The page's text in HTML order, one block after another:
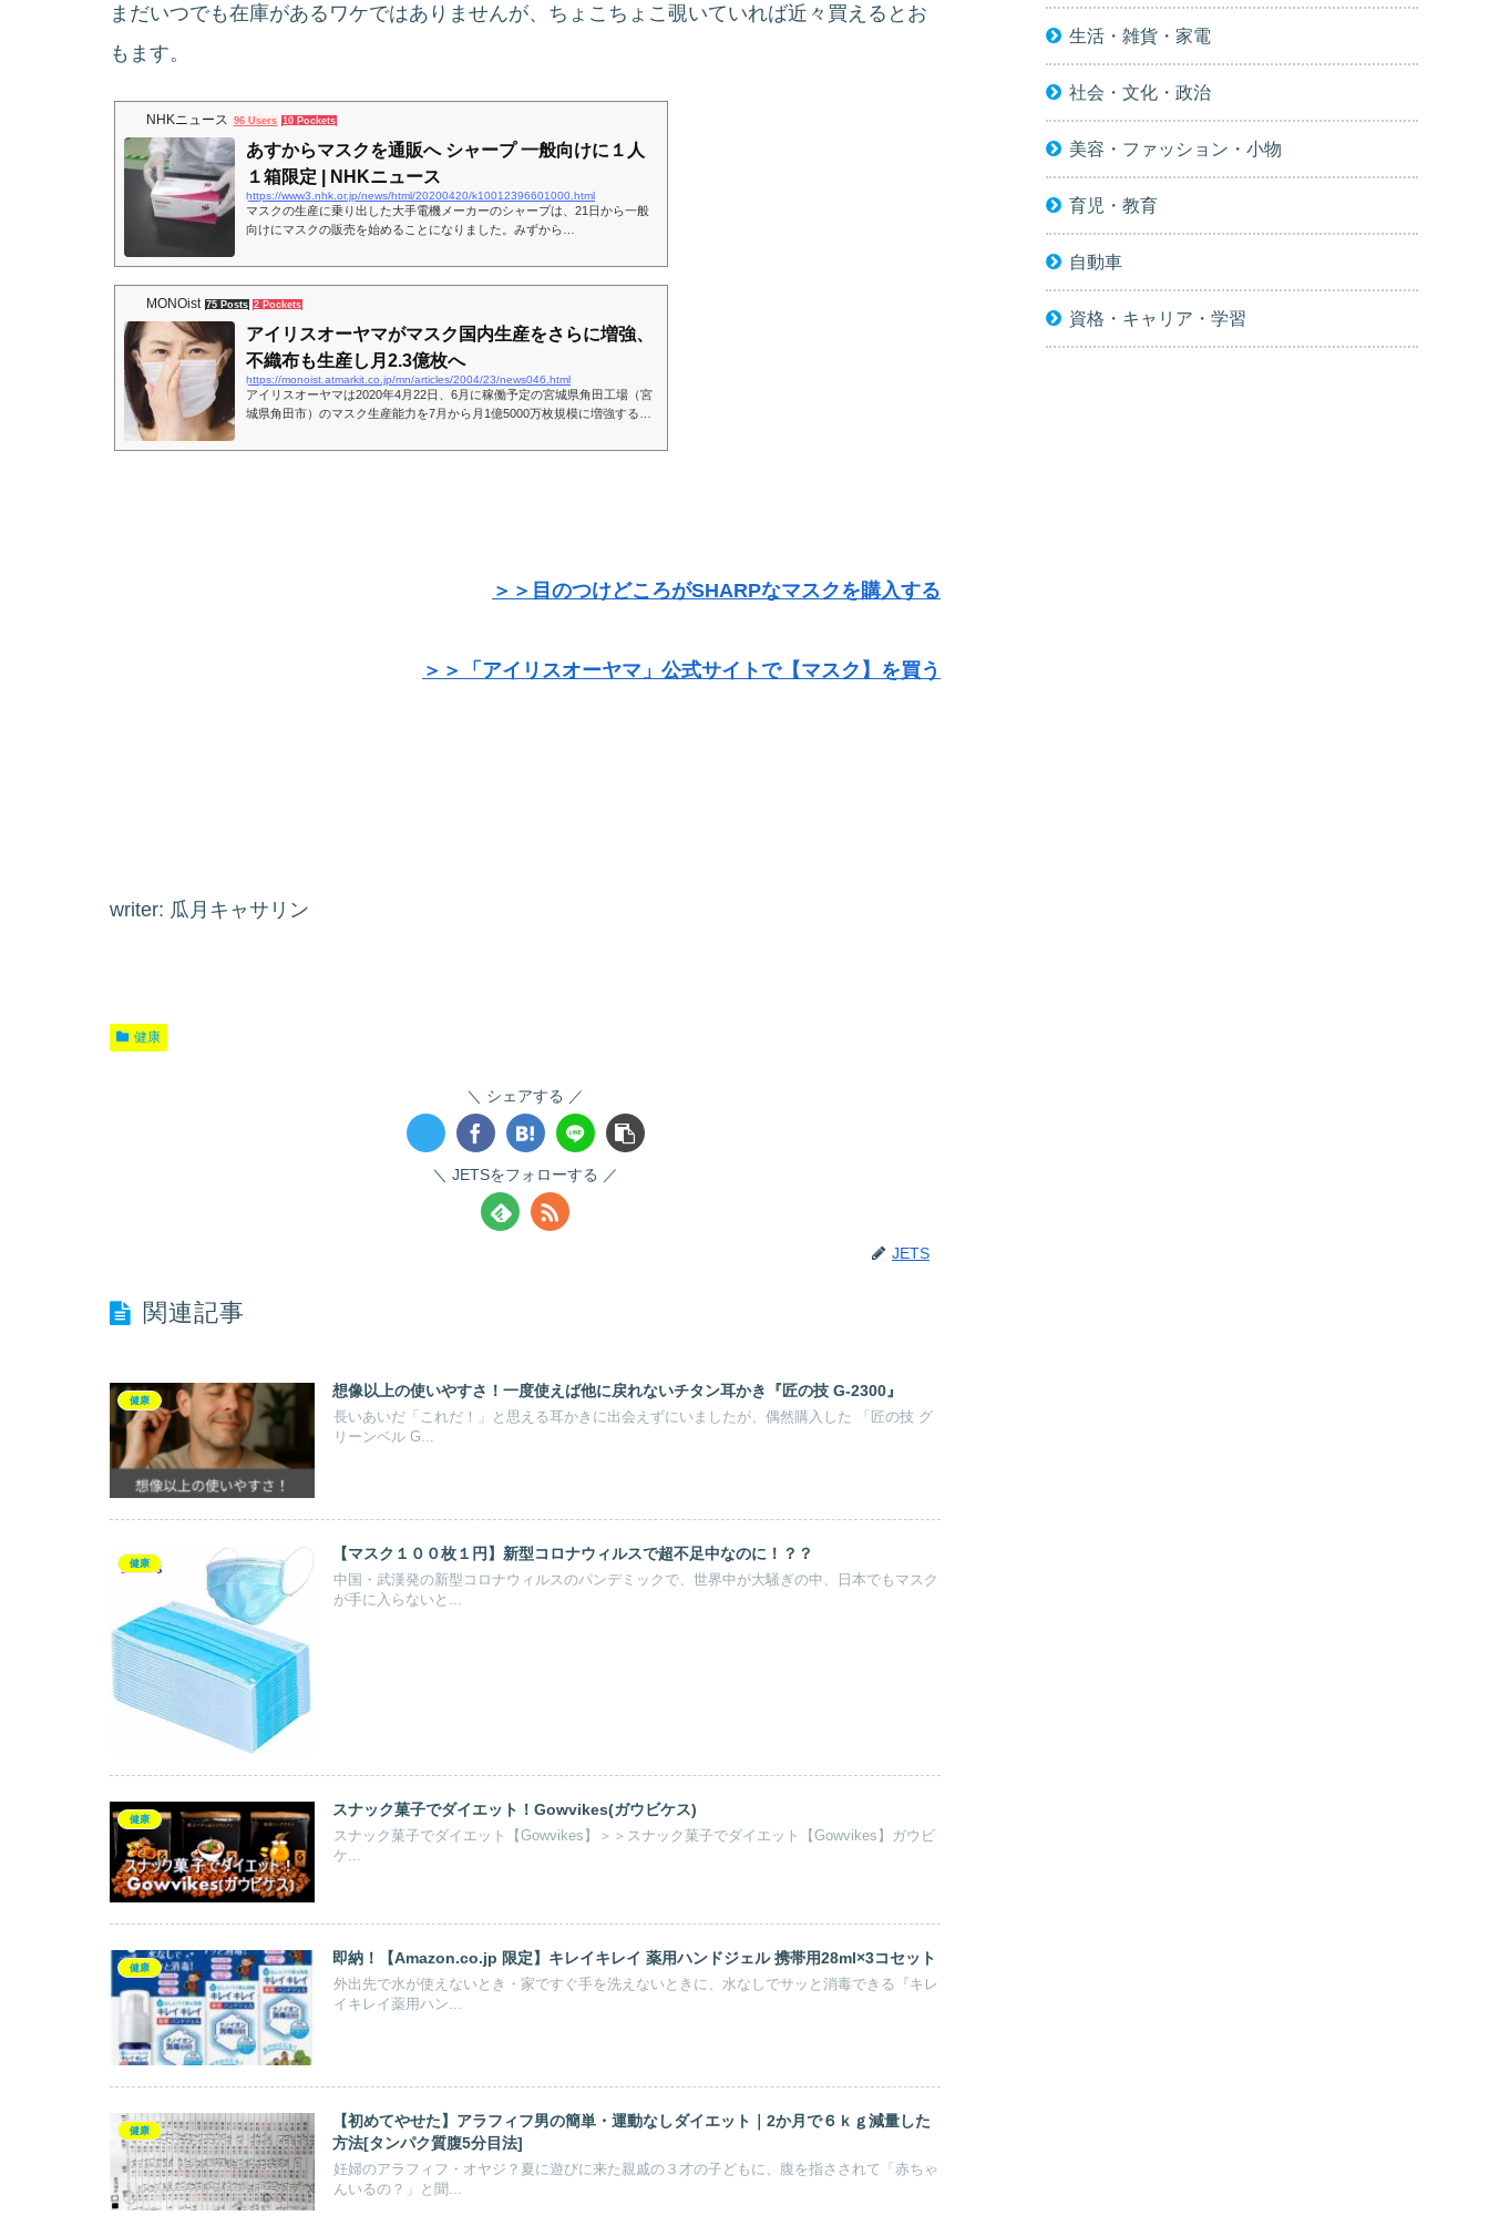
まだいつでも在庫があるワケではありませんが、ちょこちょこ覗いていれば近々買えるとお
もます。
NHKニュース 96 Users 10 Pockets
あすからマスクを通販へ シャープ 一般向けに１人
１箱限定 | NHKニュース
https://www3.nhk.or.jp/news/html/20200420/k10012396601000.html
マスクの生産に乗り出した大手電機メーカーのシャープは、21日から一般
向けにマスクの販売を始めることになりました。みずから…
MONOist 75 Posts 2 Pockets
アイリスオーヤマがマスク国内生産をさらに増強、
不織布も生産し月2.3億枚へ
https://monoist.atmarkit.co.jp/mn/articles/2004/23/news046.html
アイリスオーヤマは2020年4月22日、6月に稼働予定の宮城県角田工場（宮
城県角田市）のマスク生産能力を7月から月1億5000万枚規模に増強すると
＞＞目のつけどころがSHARPなマスクを購入する
＞＞「アイリスオーヤマ」公式サイトで【マスク】を買う
writer: 瓜月キャサリン
健康
シェアする
JETSをフォローする
JETS
関連記事
健康
想像以上の使いやすさ！一度使えば他に戻れないチタン耳かき『匠の技 G-2300』
長いあいだ「これだ！」と思える耳かきに出会えずにいましたが、偶然購入した 「匠の技 グ
リーンベル G...
健康
【マスク１００枚１円】新型コロナウィルスで超不足中なのに！？？
中国・武漢発の新型コロナウィルスのパンデミックで、世界中が大騒ぎの中、日本でもマスク
が手に入らないと...
健康
スナック菓子でダイエット！Gowvikes(ガウビケス)
スナック菓子でダイエット【Gowvikes】＞＞スナック菓子でダイエット【Gowvikes】ガウビ
ケ...
健康
即納！【Amazon.co.jp 限定】キレイキレイ 薬用ハンドジェル 携帯用28ml×3コセット
外出先で水が使えないとき・家ですぐ手を洗えないときに、水なしでサッと消毒できる『キレ
イキレイ薬用ハン...
健康
【初めてやせた】アラフィフ男の簡単・運動なしダイエット｜2か月で６ｋｇ減量した
方法[タンパク質腹5分目法]
妊婦のアラフィフ・オヤジ？夏に遊びに来た親戚の３才の子どもに、腹を指さされて「赤ちゃ
んいるの？」と聞...
生活・雑貨・家電
社会・文化・政治
美容・ファッション・小物
育児・教育
自動車
資格・キャリア・学習